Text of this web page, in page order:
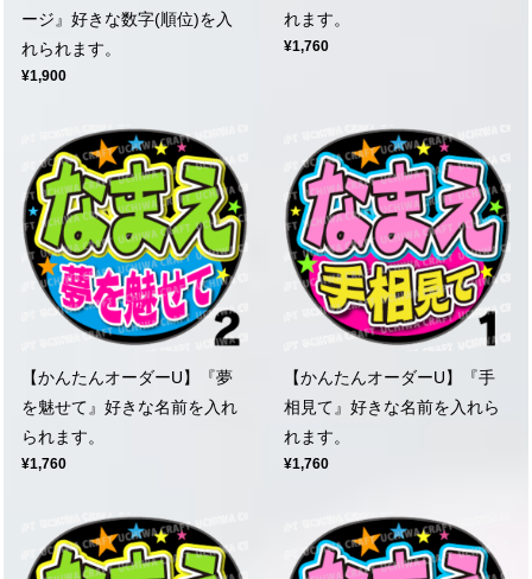
ージ』好きな数字(順位)を入
れられます。
¥1,900
れます。
¥1,760
【かんたんオーダーU】『夢
を魅せて』好きな名前を入れ
られます。
¥1,760
【かんたんオーダーU】『手
相見て』好きな名前を入れら
れます。
¥1,760